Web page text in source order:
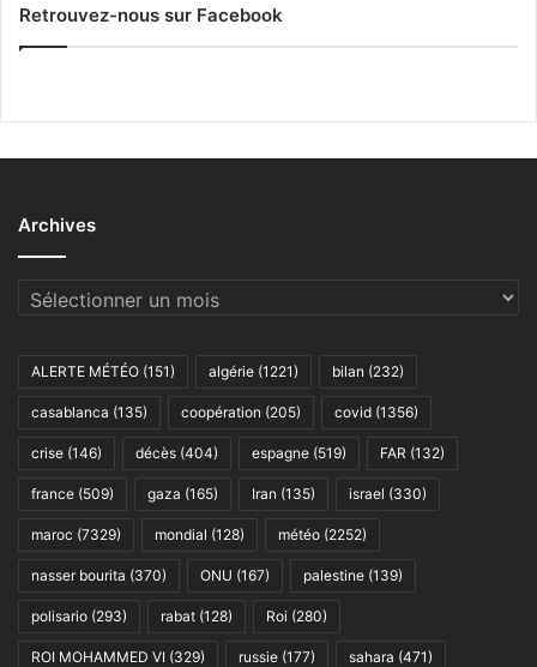
Retrouvez-nous sur Facebook
Archives
Archives
ALERTE MÉTÉO (151) algérie (1221) bilan (232)
casablanca (135) coopération (205) covid (1356)
crise (146) décès (404) espagne (519) FAR (132)
france (509) gaza (165) Iran (135) israel (330)
maroc (7329) mondial (128) météo (2252)
nasser bourita (370) ONU (167) palestine (139)
polisario (293) rabat (128) Roi (280)
ROI MOHAMMED VI (329) russie (177) sahara (471)